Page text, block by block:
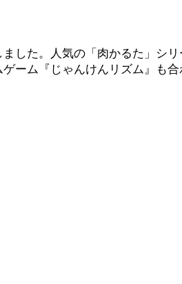
した。人気の「肉かるた」シ
ーム『じゃんけんリズム』も合